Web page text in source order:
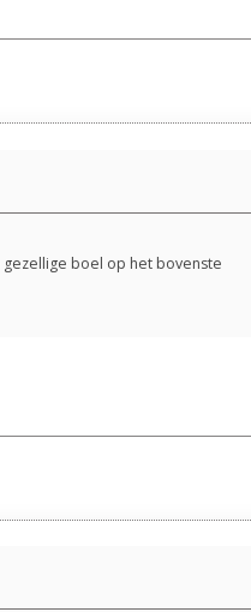
gezellige boel op het bovenste